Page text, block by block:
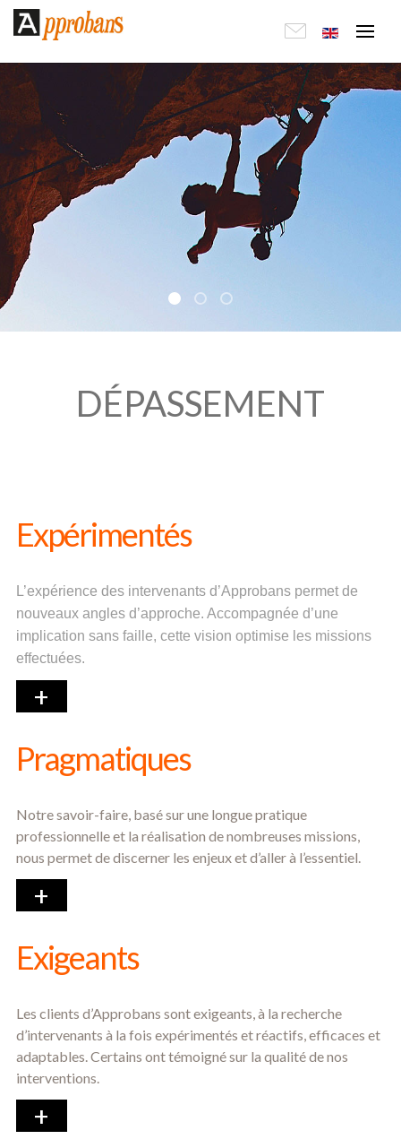
DÉPASSEMENT
CONFIANCE
VALEUR AJOUTÉE
DÉPASSEMENT
Expérimentés
L’expérience des intervenants d’Approbans permet de
nouveaux angles d’approche. Accompagnée d’une
implication sans faille, cette vision optimise les missions
effectuées.
+
Pragmatiques
Notre savoir-faire, basé sur une longue pratique
professionnelle et la réalisation de nombreuses missions,
nous permet de discerner les enjeux et d’aller à l’essentiel.
+
Exigeants
Les clients d’Approbans sont exigeants, à la recherche
d’intervenants à la fois expérimentés et réactifs, efficaces et
adaptables. Certains ont témoigné sur la qualité de nos
interventions.
+